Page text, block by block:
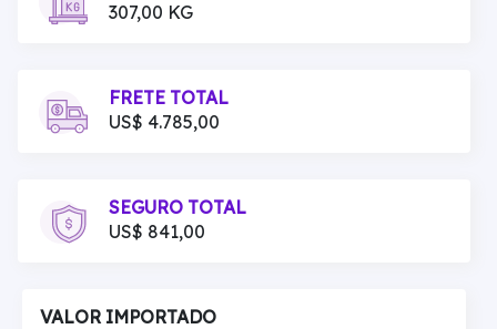
307,00 KG
FRETE TOTAL
US$ 4.785,00
SEGURO TOTAL
US$ 841,00
VALOR IMPORTADO